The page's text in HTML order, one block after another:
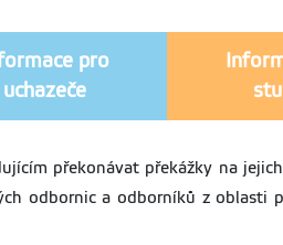
pro
uchazeče
překonávat překážky na
odbornic a odborníků z oblasti